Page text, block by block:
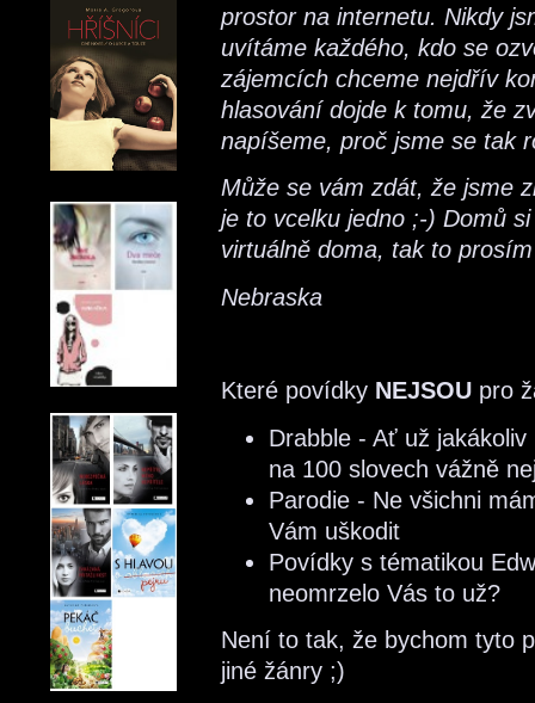
prostor na internetu. Nikdy
uvítáme každého, kdo se
zájemcích chceme nejdřív
hlasování dojde k tomu, že
napíšeme, proč jsme se tak
Může se vám zdát, že jsme
je to vcelku jedno ;-) Domů
virtuálně doma, tak to
Nebraska
Které povídky NEJSOU pro
Drabble - Ať už
na 100 slovech vážně
Parodie - Ne všichni
Vám uškodit
Povídky s tématikou
neomrzelo Vás to už?
Není to tak, že bychom tyto
jiné žánry ;)